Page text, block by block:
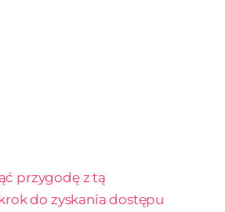
przygodę z tą
do zyskania dostępu